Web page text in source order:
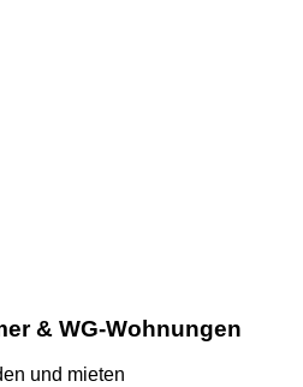
& WG-Wohnungen
und mieten